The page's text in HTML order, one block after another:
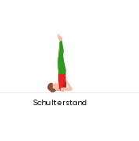
Schulterstand